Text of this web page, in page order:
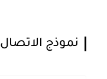
نموذج الاتصال